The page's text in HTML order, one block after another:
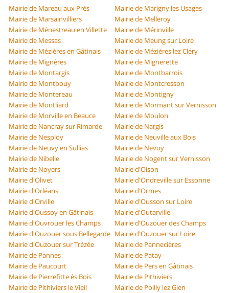
Mairie de Mareau aux Prés
Mairie de Marigny les Usages
Mairie de Marsainvilliers
Mairie de Melleroy
Mairie de Ménestreau en Villette
Mairie de Mérinville
Mairie de Messas
Mairie de Meung sur Loire
Mairie de Mézières en Gâtinais
Mairie de Mézières lez Cléry
Mairie de Mignères
Mairie de Mignerette
Mairie de Montargis
Mairie de Montbarrois
Mairie de Montbouy
Mairie de Montcresson
Mairie de Montereau
Mairie de Montigny
Mairie de Montliard
Mairie de Mormant sur Vernisson
Mairie de Morville en Beauce
Mairie de Moulon
Mairie de Nancray sur Rimarde
Mairie de Nargis
Mairie de Nesploy
Mairie de Neuville aux Bois
Mairie de Neuvy en Sullias
Mairie de Nevoy
Mairie de Nibelle
Mairie de Nogent sur Vernisson
Mairie de Noyers
Mairie d'Oison
Mairie d'Olivet
Mairie d'Ondreville sur Essonne
Mairie d'Orléans
Mairie d'Ormes
Mairie d'Orville
Mairie d'Ousson sur Loire
Mairie d'Oussoy en Gâtinais
Mairie d'Outarville
Mairie d'Ouvrouer les Champs
Mairie d'Ouzouer des Champs
Mairie d'Ouzouer sous Bellegarde Mairie d'Ouzouer sur Loire
Mairie d'Ouzouer sur Trézée
Mairie de Pannecières
Mairie de Pannes
Mairie de Patay
Mairie de Paucourt
Mairie de Pers en Gâtinais
Mairie de Pierrefitte ès Bois
Mairie de Pithiviers
Mairie de Pithiviers le Vieil
Mairie de Poilly lez Gien